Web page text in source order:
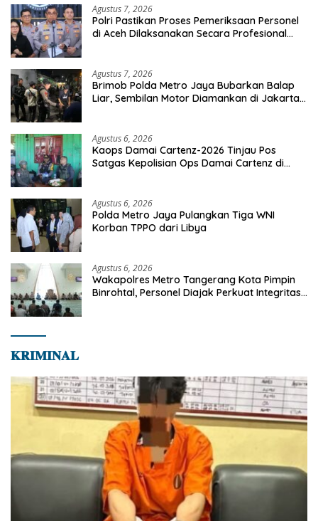
Agustus 7, 2026
Polri Pastikan Proses Pemeriksaan Personel
di Aceh Dilaksanakan Secara Profesional
Agustus 7, 2026
Brimob Polda Metro Jaya Bubarkan Balap
Liar, Sembilan Motor Diamankan di Jakarta
Agustus 6, 2026
Kaops Damai Cartenz-2026 Tinjau Pos
Satgas Kepolisian Ops Damai Cartenz di
Agustus 6, 2026
Polda Metro Jaya Pulangkan Tiga WNI
Korban TPPO dari Libya
Agustus 6, 2026
Wakapolres Metro Tangerang Kota Pimpin
Binrohtal, Personel Diajak Perkuat Integritas
𝐊𝐑𝐈𝐌𝐈𝐍𝐀𝐋